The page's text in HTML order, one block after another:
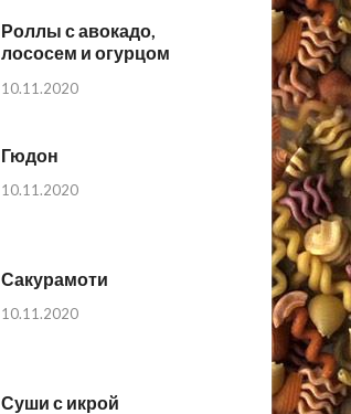
Роллы с авокадо,
лососем и огурцом
10.11.2020
Гюдон
10.11.2020
Сакурамоти
10.11.2020
Суши с икрой